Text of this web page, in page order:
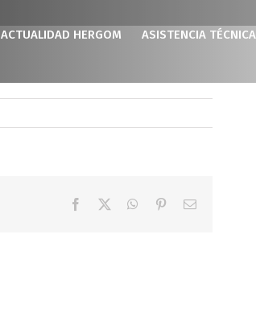
ACTUALIDAD HERGOM ASISTENCIA TÉCNICA
Facebook WhatsApp
PinterestCorreo